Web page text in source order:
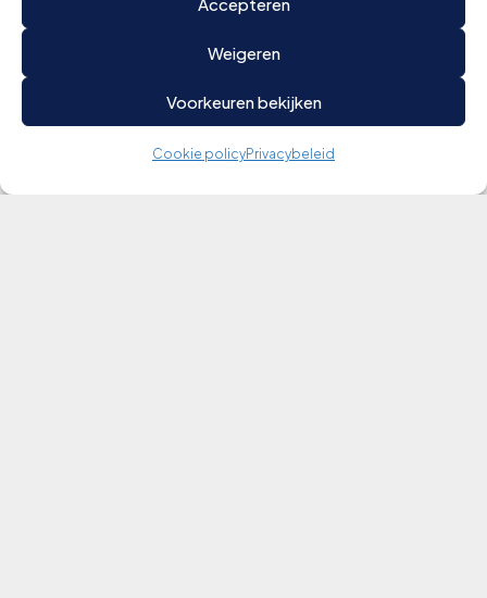
Weigeren
Voorkeuren bekijken
Cookie policyPrivacybeleid